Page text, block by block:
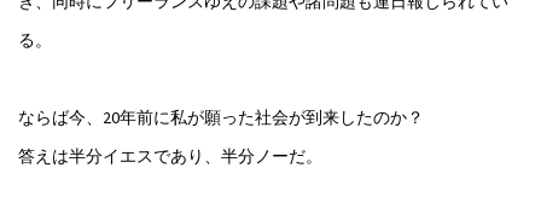
る。
ならば今、20年前に私が願った社会が到来したのか？
答えは半分イエスであり、半分ノーだ。